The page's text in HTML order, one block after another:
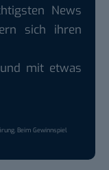
News
sich ihren
mit etwas
. Beim Gewinnspiel